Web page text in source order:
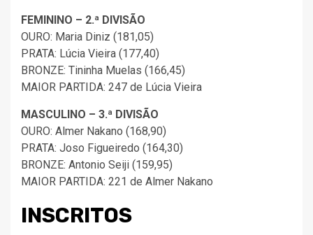
FEMININO – 2.ª DIVISÃO
OURO: Maria Diniz (181,05)
PRATA: Lúcia Vieira (177,40)
BRONZE: Tininha Muelas (166,45)
MAIOR PARTIDA: 247 de Lúcia Vieira
MASCULINO – 3.ª DIVISÃO
OURO: Almer Nakano (168,90)
PRATA: Joso Figueiredo (164,30)
BRONZE: Antonio Seiji (159,95)
MAIOR PARTIDA: 221 de Almer Nakano
INSCRITOS